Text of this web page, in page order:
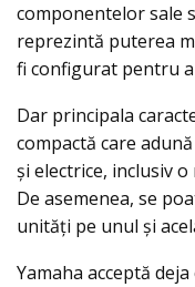
componentelor sale
reprezintă puterea
fi configurat pentru
Dar principala
compactă care
și electrice, inclusiv
De asemenea, se
unităţi pe unul şi
Yamaha acceptă